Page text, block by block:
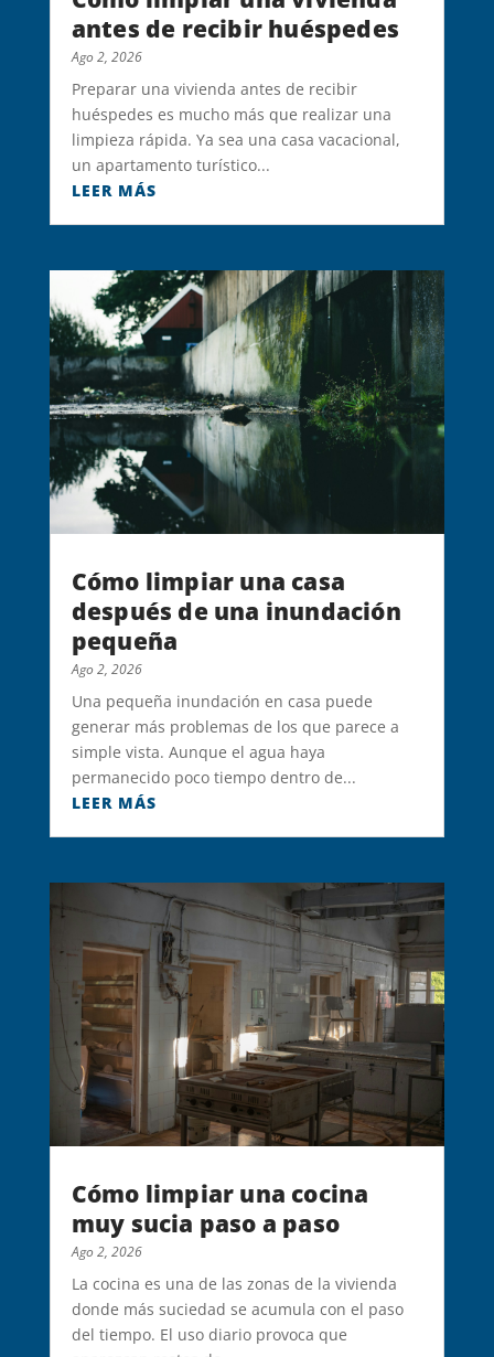
antes de recibir huéspedes
Ago 2, 2026
Preparar una vivienda antes de recibir
huéspedes es mucho más que realizar una
limpieza rápida. Ya sea una casa vacacional,
un apartamento turístico...
LEER MÁS
Cómo limpiar una casa
después de una inundación
pequeña
Ago 2, 2026
Una pequeña inundación en casa puede
generar más problemas de los que parece a
simple vista. Aunque el agua haya
permanecido poco tiempo dentro de...
LEER MÁS
Cómo limpiar una cocina
muy sucia paso a paso
Ago 2, 2026
La cocina es una de las zonas de la vivienda
donde más suciedad se acumula con el paso
del tiempo. El uso diario provoca que